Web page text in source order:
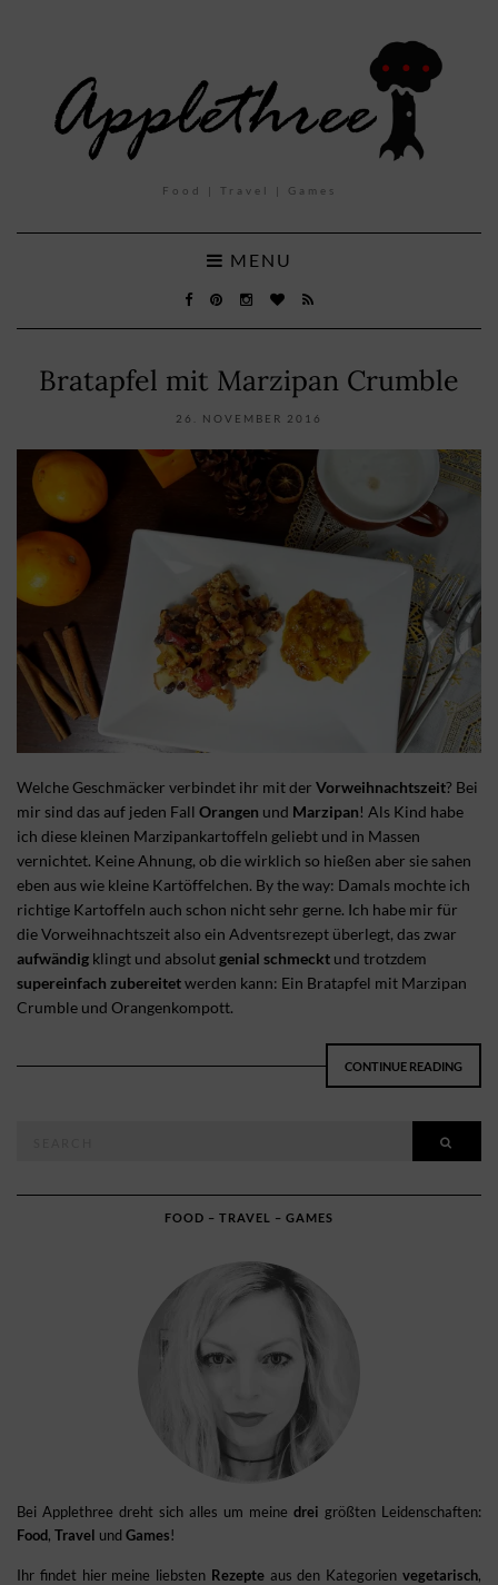
Food | Travel | Games
MENU
Bratapfel mit Marzipan Crumble
26. NOVEMBER 2016
Welche Geschmäcker verbindet ihr mit der Vorweihnachtszeit? Bei
mir sind das auf jeden Fall Orangen und Marzipan! Als Kind habe
ich diese kleinen Marzipankartoffeln geliebt und in Massen
vernichtet. Keine Ahnung, ob die wirklich so hießen aber sie sahen
eben aus wie kleine Kartöffelchen. By the way: Damals mochte ich
richtige Kartoffeln auch schon nicht sehr gerne. Ich habe mir für
die Vorweihnachtszeit also ein Adventsrezept überlegt, das zwar
aufwändig klingt und absolutgenial schmeckt und trotzdem
supereinfach zubereitetwerden kann: Ein Bratapfel mit Marzipan
Crumble und Orangenkompott.
CONTINUE READING
FOOD – TRAVEL – GAMES
Bei Applethree dreht sich alles um meine drei größten Leidenschaften:
Food, Travel und Games!
Ihr findet hier meine liebsten Rezepteaus den Kategorienvegetarisch,